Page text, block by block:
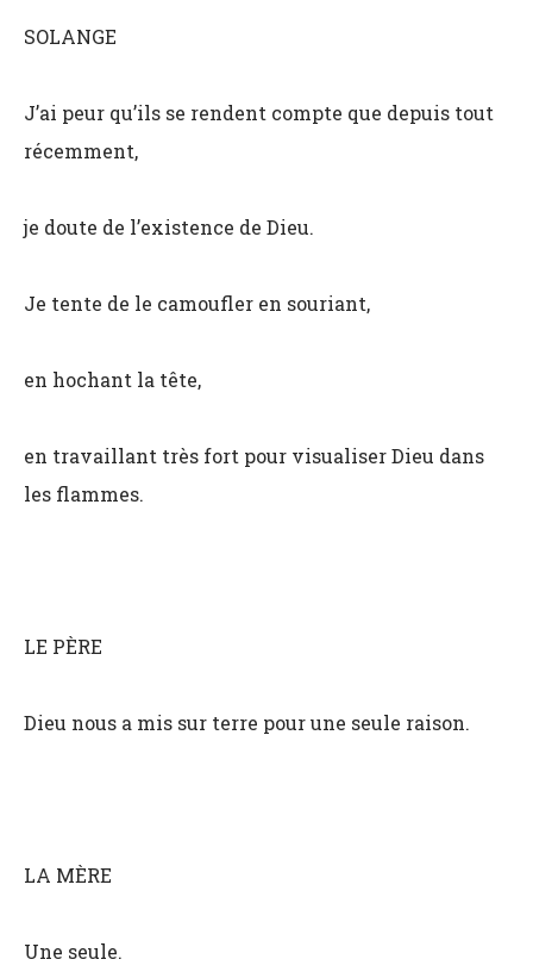
SOLANGE
J’ai peur qu’ils se rendent compte que depuis tout
récemment,
je doute de l’existence de Dieu.
Je tente de le camoufler en souriant,
en hochant la tête,
en travaillant très fort pour visualiser Dieu dans
les flammes.
LE PÈRE
Dieu nous a mis sur terre pour une seule raison.
LA MÈRE
Une seule.